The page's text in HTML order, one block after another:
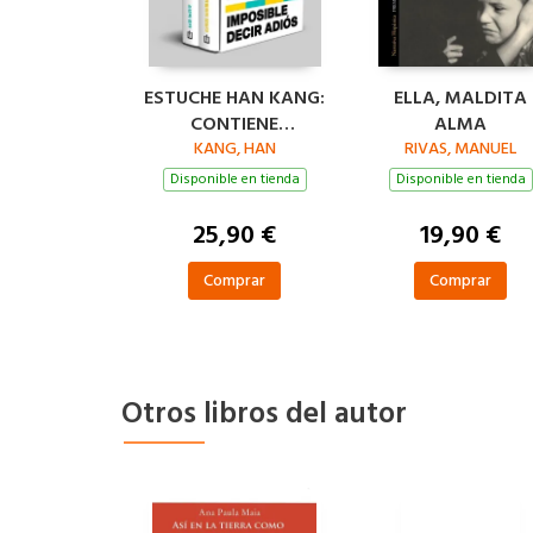
ESTUCHE HAN KANG:
CONTIENE
IMPOSIBLE DECIR
ADIÓS ACTOS
HUMANOS
KANG, HAN
Disponible en tienda
25,90 €
Comprar
ELLA, MALDITA
ALMA
RIVAS, MANUEL
Disponible en tienda
19,90 €
Comprar
Otros libros del autor